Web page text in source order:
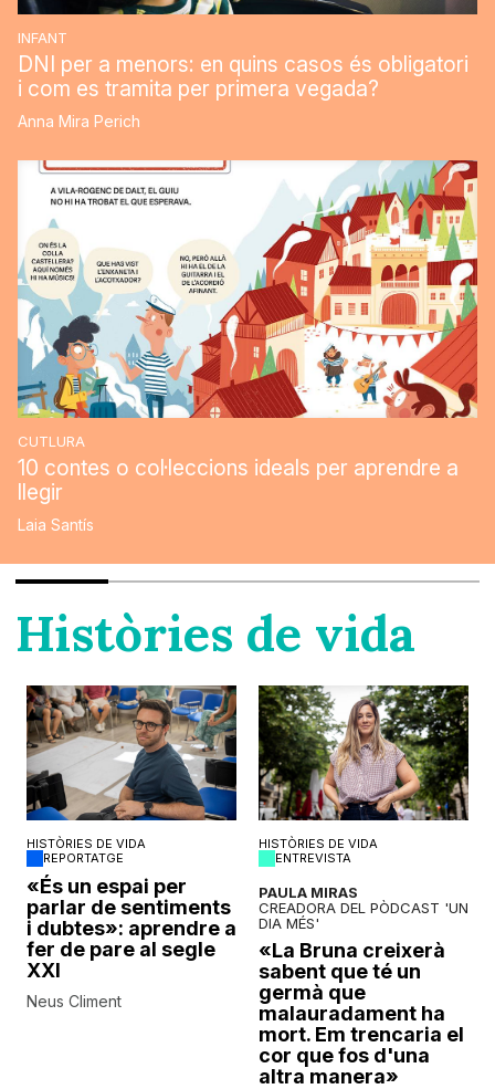
INFANT
DNI per a menors: en quins casos és obligatori
i com es tramita per primera vegada?
Anna Mira Perich
CUTLURA
10 contes o col·leccions ideals per aprendre a
llegir
Laia Santís
Històries de vida
HISTÒRIES DE VIDA
REPORTATGE
«És un espai per
parlar de sentiments
i dubtes»: aprendre a
fer de pare al segle
XXI
Neus Climent
HISTÒRIES DE VIDA
ENTREVISTA
PAULA MIRAS
CREADORA DEL PÒDCAST 'UN
DIA MÉS'
«La Bruna creixerà
sabent que té un
germà que
malauradament ha
mort. Em trencaria el
cor que fos d'una
altra manera»